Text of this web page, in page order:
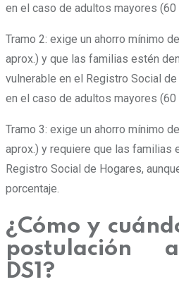
en el caso de adultos mayores (60
Tramo 2: exige un ahorro mínimo
aprox.) y que las familias estén
vulnerable en el Registro Social
en el caso de adultos mayores (60
Tramo 3: exige un ahorro mínimo
aprox.) y requiere que las familias
Registro Social de Hogares,
porcentaje.
¿Cómo y
postulación
DS1?